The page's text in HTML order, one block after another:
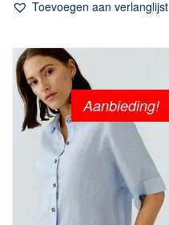
Toevoegen aan verlanglijst
Aanbieding!